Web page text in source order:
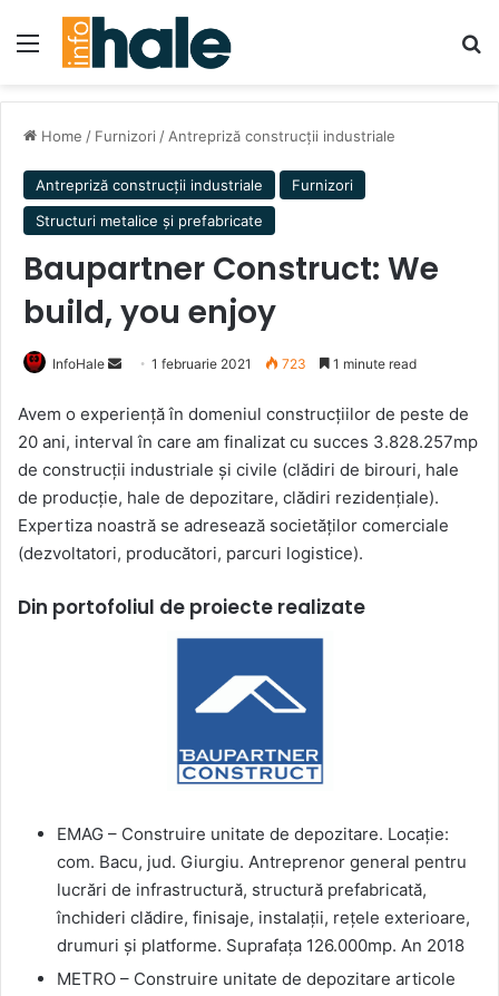
Menu
Home / Furnizori / Antrepriză construcții industriale
Antrepriză construcții industriale
Furnizori
Structuri metalice și prefabricate
Baupartner Construct: We
build, you enjoy
InfoHale
Send
email
1 februarie 2021 723 1 minute read
Avem o experiență în domeniul construcțiilor de peste de
20 ani, interval în care am finalizat cu succes 3.828.257mp
de construcții industriale și civile (clădiri de birouri, hale
de producție, hale de depozitare, clădiri rezidențiale).
Expertiza noastră se adresează societăților comerciale
(dezvoltatori, producători, parcuri logistice).
Din portofoliul de proiecte realizate
EMAG – Construire unitate de depozitare. Locație:
com. Bacu, jud. Giurgiu. Antreprenor general pentru
lucrări de infrastructură, structură prefabricată,
închideri clădire, finisaje, instalații, rețele exterioare,
drumuri și platforme. Suprafața 126.000mp. An 2018
METRO – Construire unitate de depozitare articole